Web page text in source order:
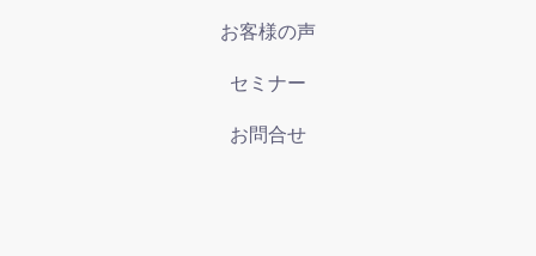
お客様の声
セミナー
お問合せ